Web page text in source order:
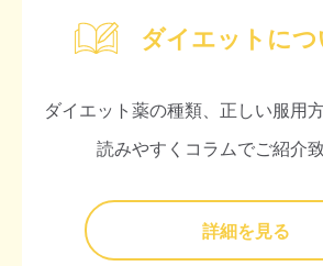
ダイエットに
ダイエット薬の種類、正しい服用
読みやすくコラムでご紹介致
詳細を見る